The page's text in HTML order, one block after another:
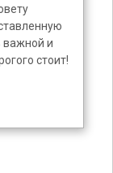
важной и
стоит!